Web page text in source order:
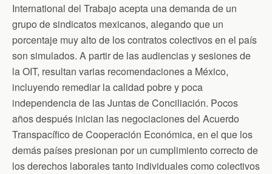
International del Trabajo acepta una demanda de un
grupo de sindicatos mexicanos, alegando que un
porcentaje muy alto de los contratos colectivos en el país
son simulados. A partir de las audiencias y sesiones de
la OIT, resultan varias recomendaciones a México,
incluyendo remediar la calidad pobre y poca
independencia de las Juntas de Conciliación. Pocos
años después inician las negociaciones del Acuerdo
Transpacífico de Cooperación Económica, en el que los
demás países presionan por un cumplimiento correcto de
los derechos laborales tanto individuales como colectivos